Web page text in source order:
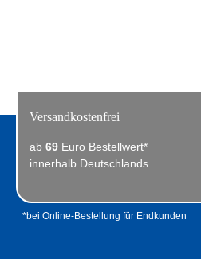
Versandkostenfrei
ab 69 Euro Bestellwert*
innerhalb Deutschlands
*bei Online-Bestellung für Endkunden